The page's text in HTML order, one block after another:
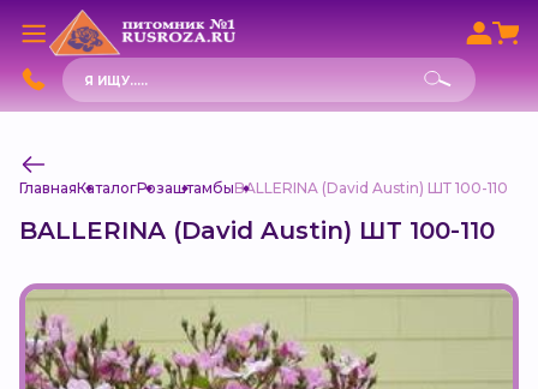
Поиск
товаров
ГлавнаяКаталогРозаштамбыBALLERINA (David Austin) ШТ 100-110
BALLERINA (David Austin) ШТ 100-110